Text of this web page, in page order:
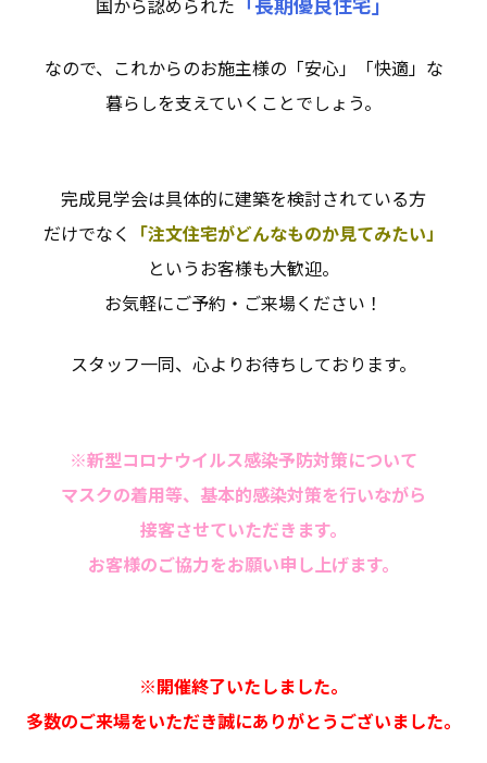
国から認められた
なので、これからのお施主様の「安心」「快適」な
暮らしを支えていくことでしょう。
完成見学会は具体的に建築を検討されている方
だけでなく 「注文住宅がどんなものか見てみたい」
というお客様も大歓迎。
お気軽にご予約・ご来場ください！
スタッフ一同、心よりお待ちしております。
※新型コロナウイルス感染予防対策について
マスクの着用等、基本的感染対策を行いながら
接客させていただきます。
お客様のご協力をお願い申し上げます。
※開催終了いたしました。
多数のご来場をいただき誠にありがとうございました。